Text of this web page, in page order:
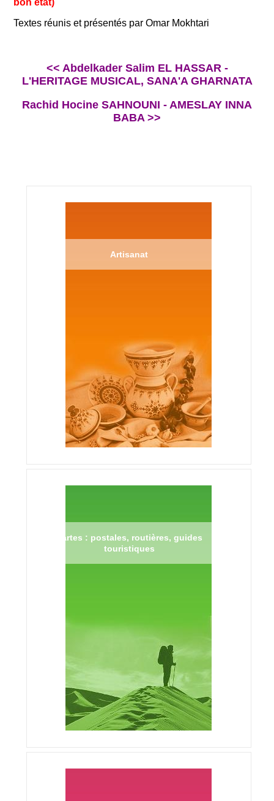
Textes réunis et présentés par Omar Mokhtari
<< Abdelkader Salim EL HASSAR -
L'HERITAGE MUSICAL, SANA'A GHARNATA
Rachid Hocine SAHNOUNI - AMESLAY INNA
BABA >>
Artisanat
Cartes : postales, routières, guides
touristiques